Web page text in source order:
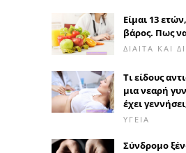
Είμαι 13
βάρος. Πως
ΔΊΑΙΤΑ ΚΑΙ
Τι είδους
μια νεαρή
έχει
ΥΓΕΊΑ
Σύνδρομο